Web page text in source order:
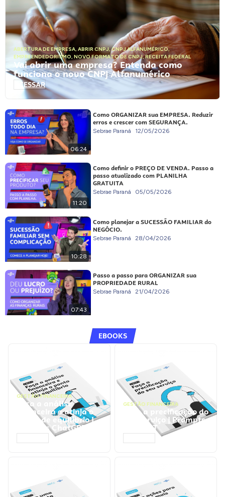
ABERTURA DE EMPRESA, ABRIR CNPJ,CNPJ ALFANUMÉRICO,
EMPREENDEDORISMO, NOVO FORMATO DE CNPJ,RECEITA FEDERAL
Vai abrir uma empresa? Entenda como
funciona o novo CNPJ Alfanumérico
ACESSAR
06:24
Como ORGANIZAR sua EMPRESA. Reduzir
erros e crescer com SEGURANÇA.
Sebrae Paraná 12/05/2026
11:20
Como definir o PREÇO DE VENDA. Passo a
passo atualizado com PLANILHA
GRATUITA
Sebrae Paraná 05/05/2026
10:28
Como planejar a SUCESSÃO FAMILIAR do
NEGÓCIO.
Sebrae Paraná 28/04/2026
07:43
Passo a passo para ORGANIZAR sua
PROPRIEDADE RURAL
Sebrae Paraná 21/04/2026
EBOOKS
GESTÃO FINANCEIRA
Faça a análise
financeira e atinja o
ponto de equilíbrio |
Prompts ChatGPT
GESTÃO FINANCEIRA
Faça a precificação do
seu serviço | Prompts
ChatGPT